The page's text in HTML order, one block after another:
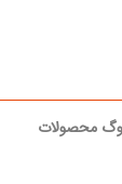
محصولات